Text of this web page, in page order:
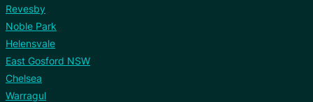
Revesby
Noble Park
Helensvale
East Gosford NSW
Chelsea
Warragul